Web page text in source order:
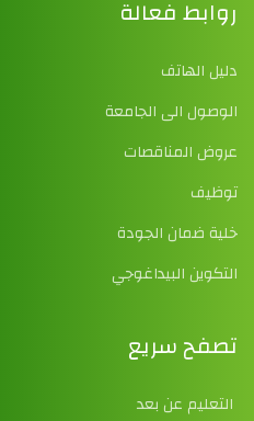
روابط فعالة
دليل الهاتف
الوصول الى الجامعة
عروض المناقصات
توظيف
خلية ضمان الجودة
التكوين البيداغوجي
تصفح سريع
التعليم عن بعد